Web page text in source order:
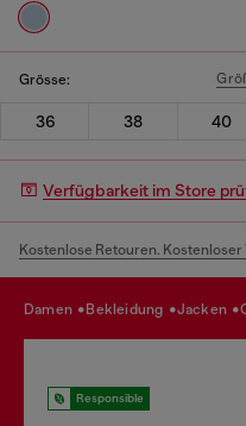
Grösse:
36 38 40
Verfügbarkeit im Store
Kostenlose Retouren.
damen bekleidung jacken
Responsible